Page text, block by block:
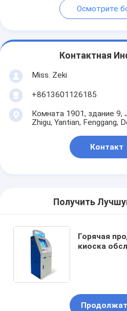
Осмотрите
Контактная
Miss. Zeki
+8613601126185
Комната 1901, здание 9,
Zhigu, Yantian, Fenggang,
Контакт
Получить
Горячая
киоска
касания